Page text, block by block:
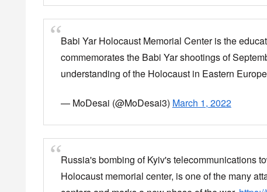
ホロコースト記念館が被害を受
撃されたとゼレンスキー大統領
— Mykhailo Golub (@golub)March 1, 2022
Video of a Russian strike targeting Kyiv TV tower